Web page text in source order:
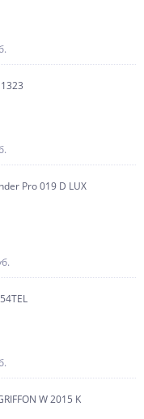
Pro 019 D LUX
W 2015 K